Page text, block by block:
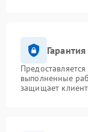
выполненные
защищает